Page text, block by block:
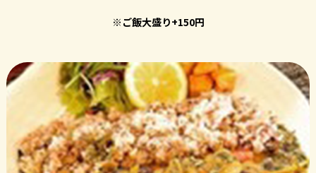
※ご飯大盛り+150円